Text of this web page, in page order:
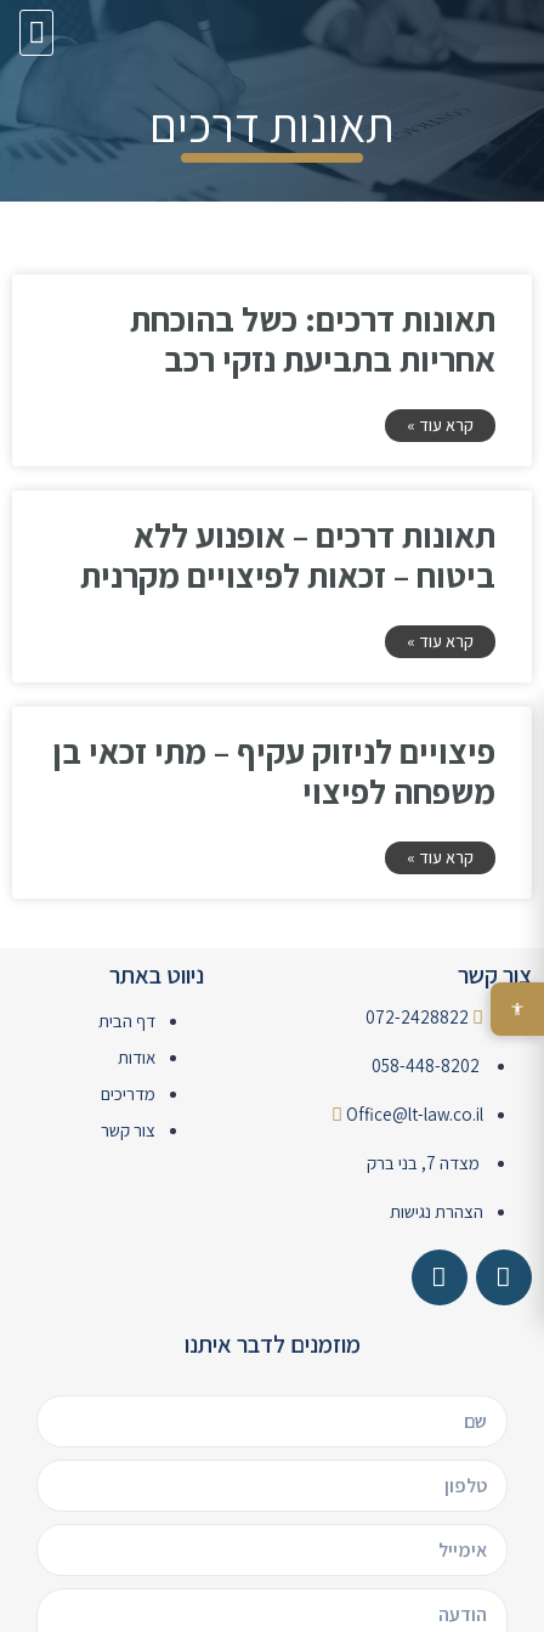
תאונות דרכים
תאונות דרכים: כשל בהוכחת
אחריות בתביעת נזקי רכב
קרא עוד »
תאונות דרכים – אופנוע ללא
ביטוח – זכאות לפיצויים מקרנית
קרא עוד »
פיצויים לניזוק עקיף – מתי זכאי בן
משפחה לפיצוי
קרא עוד »
צור קשר
072-2428822
058-448-8202
Office@lt-law.co.il
מצדה 7, בני ברק
הצהרת נגישות
ניווט באתר
דף הבית
אודות
מדריכים
צור קשר
מוזמנים לדבר איתנו